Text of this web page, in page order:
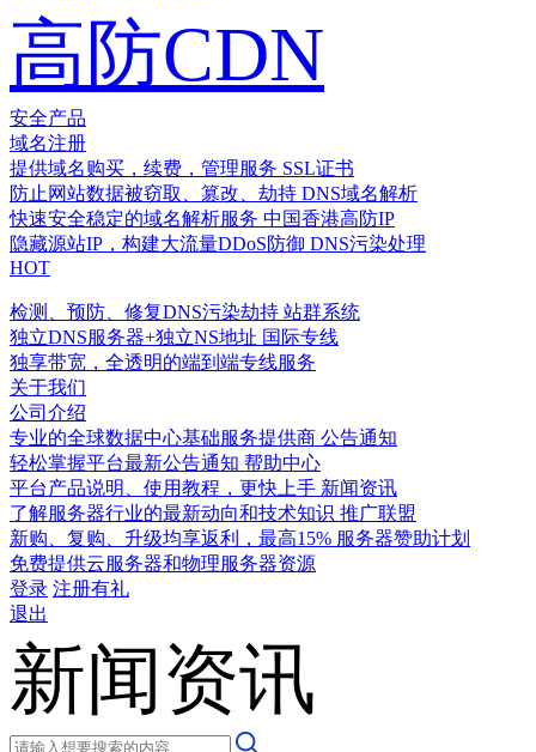
高防CDN
安全产品
域名注册
提供域名购买，续费，管理服务 SSL证书
防止网站数据被窃取、篡改、劫持 DNS域名解析
快速安全稳定的域名解析服务 中国香港高防IP
隐藏源站IP，构建大流量DDoS防御 DNS污染处理
HOT
检测、预防、修复DNS污染劫持 站群系统
独立DNS服务器+独立NS地址 国际专线
独享带宽，全透明的端到端专线服务
关于我们
公司介绍
专业的全球数据中心基础服务提供商 公告通知
轻松掌握平台最新公告通知 帮助中心
平台产品说明、使用教程，更快上手 新闻资讯
了解服务器行业的最新动向和技术知识 推广联盟
新购、复购、升级均享返利，最高15% 服务器赞助计划
免费提供云服务器和物理服务器资源
登录 注册有礼
退出
新闻资讯